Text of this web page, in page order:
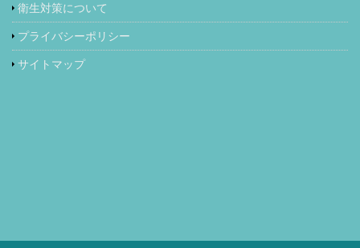
衛生対策について
プライバシーポリシー
サイトマップ